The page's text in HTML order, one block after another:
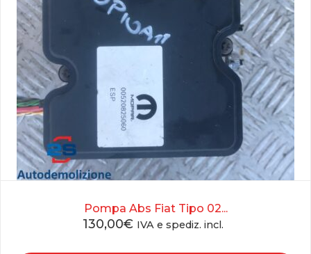
Pompa Abs Fiat Tipo 02...
130,00€ IVA e spediz. incl.